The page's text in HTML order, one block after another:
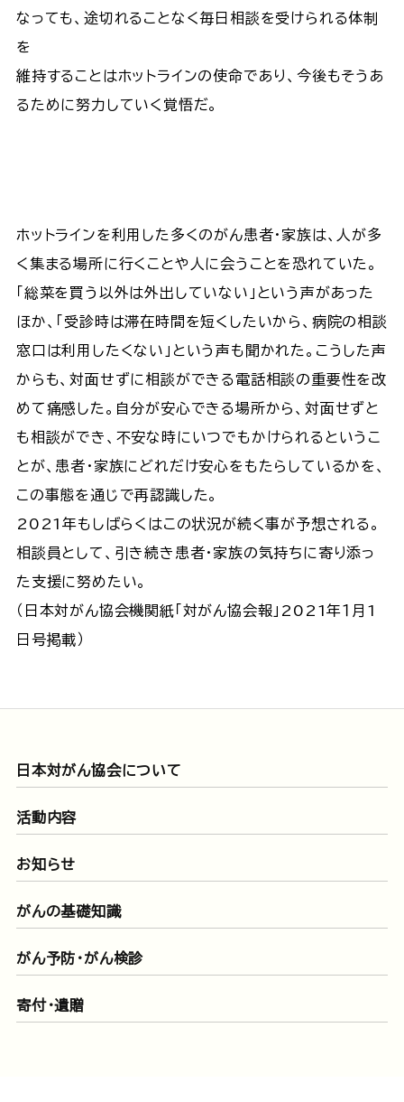
なっても、途切れることなく毎日相談を受けられる体制
を
維持することはホットラインの使命であり、今後もそうあ
るために努力していく覚悟だ。
ホットラインを利用した多くのがん患者・家族は、人が多
く集まる場所に行くことや人に会うことを恐れていた。
「総菜を買う以外は外出していない」という声があった
ほか、「受診時は滞在時間を短くしたいから、病院の相談
窓口は利用したくない」という声も聞かれた。こうした声
からも、対面せずに相談ができる電話相談の重要性を改
めて痛感した。自分が安心できる場所から、対面せずと
も相談ができ、不安な時にいつでもかけられるというこ
とが、患者・家族にどれだけ安心をもたらしているかを、
この事態を通じで再認識した。
2021年もしばらくはこの状況が続く事が予想される。
相談員として、引き続き患者・家族の気持ちに寄り添っ
た支援に努めたい。
（日本対がん協会機関紙「対がん協会報」2021年１月1
日号掲載）
日本対がん協会について
活動内容
お知らせ
がんの基礎知識
がん予防・がん検診
寄付・遺贈